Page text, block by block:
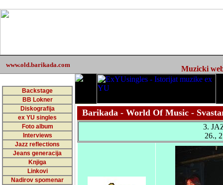
www.old.barikada.com Muzicki
Backstage
BB Lokner
Diskografija
ex YU singles
Foto album
Interviews
Jazz reflections
Jeans generacija
Knjiga
Linkovi
Nadirov spomenar
Barikada - World Of Music -
3.
26.,